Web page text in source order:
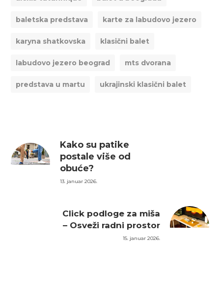
baletska predstava karte za labudovo jezero
karyna shatkovska klasični balet
labudovo jezero beograd mts dvorana
predstava u martu ukrajinski klasični balet
Kako su patike
postale više od
obuće?
13. januar 2026.
Click podloge za miša
– Osveži radni prostor
15. januar 2026.